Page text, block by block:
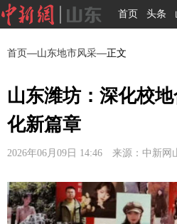
首页 头条
首页—山东地市风采—正文
山东潍坊：深化校
化新篇章
2026年06月09日 14:46 来源：中新网